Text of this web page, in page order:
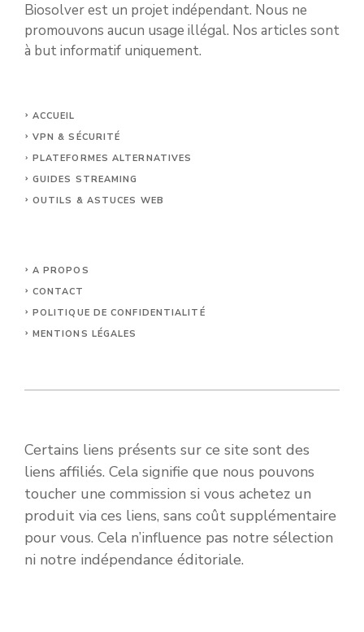
Biosolver est un projet indépendant. Nous ne
promouvons aucun usage illégal. Nos articles sont
à but informatif uniquement.
ACCUEIL
VPN & SÉCURITÉ
PLATEFORMES ALTERNATIVES
GUIDES STREAMING
OUTILS & ASTUCES WEB
A PROPOS
CONTACT
POLITIQUE DE CONFIDENTIALITÉ
MENTIONS LÉGALES
Certains liens présents sur ce site sont des
liens affiliés. Cela signifie que nous pouvons
toucher une commission si vous achetez un
produit via ces liens, sans coût supplémentaire
pour vous. Cela n’influence pas notre sélection
ni notre indépendance éditoriale.